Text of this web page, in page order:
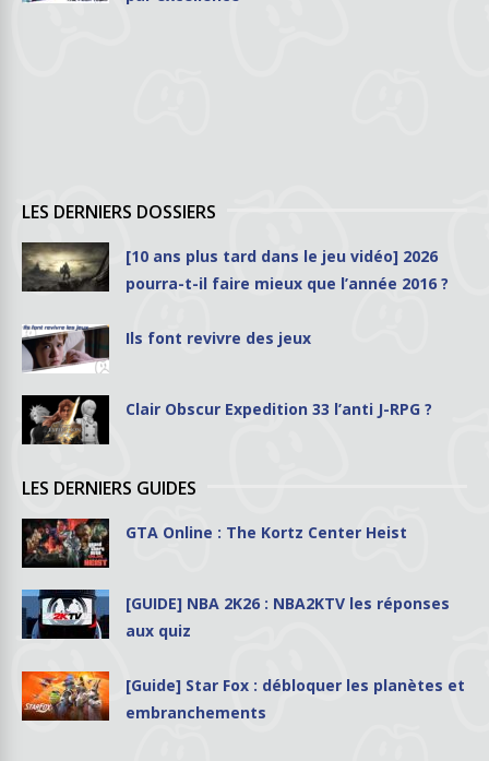
LES DERNIERS DOSSIERS
[10 ans plus tard dans le jeu vidéo] 2026
pourra-t-il faire mieux que l’année 2016 ?
Ils font revivre des jeux
Clair Obscur Expedition 33 l’anti J-RPG ?
LES DERNIERS GUIDES
GTA Online : The Kortz Center Heist
[GUIDE] NBA 2K26 : NBA2KTV les réponses
aux quiz
[Guide] Star Fox : débloquer les planètes et
embranchements